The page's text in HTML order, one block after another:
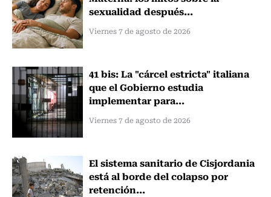
sexualidad después...
Viernes 7 de agosto de 2026
41 bis: La "cárcel estricta" italiana
que el Gobierno estudia
implementar para...
Viernes 7 de agosto de 2026
El sistema sanitario de Cisjordania
está al borde del colapso por
retención...